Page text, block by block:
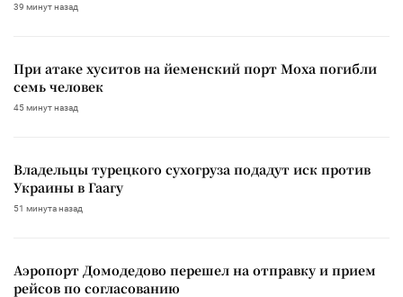
39 минут назад
При атаке хуситов на йеменский порт Моха погибли
семь человек
45 минут назад
Владельцы турецкого сухогруза подадут иск против
Украины в Гаагу
51 минута назад
Аэропорт Домодедово перешел на отправку и прием
рейсов по согласованию